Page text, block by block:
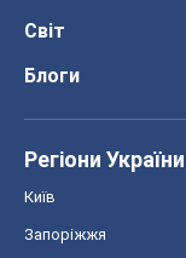
Світ
Блоги
Регіони України
Київ
Запоріжжя